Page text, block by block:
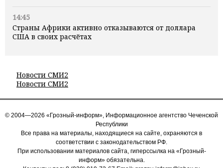
14:45
Страны Африки активно отказываются от доллара
США в своих расчётах
Новости СМИ2
Новости СМИ2
© 2004—2026 «Грозный-информ», Информационное агентство Чеченской
Республики
Все права на материалы, находящиеся на сайте, охраняются в
соответствии с законодательством РФ.
При использовании материалов сайта, гиперссылка на «Грозный-
информ» обязательна.